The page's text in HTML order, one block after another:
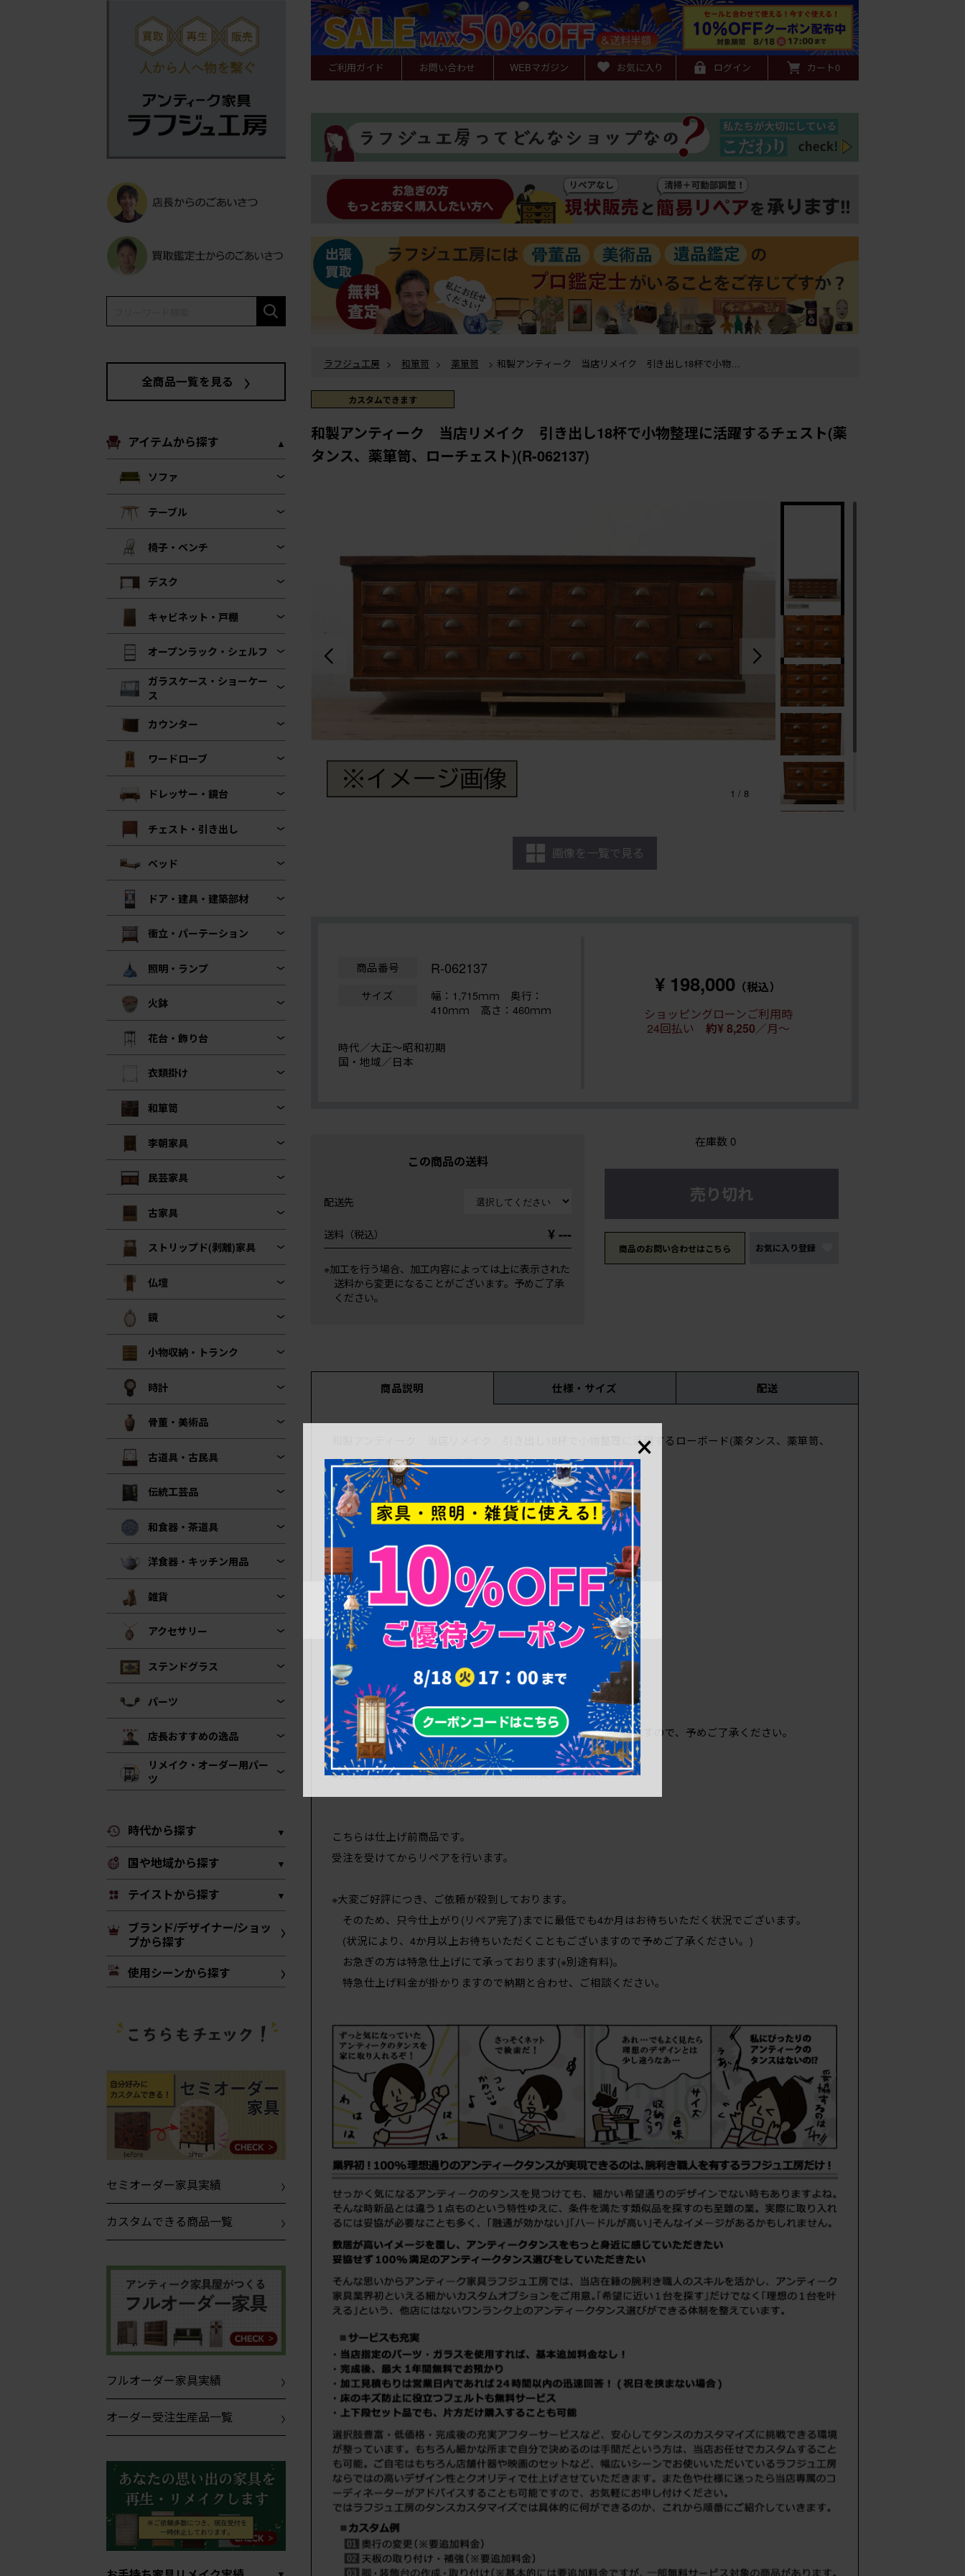
全商品一覧を見る
アイテムから探す
ソファ
テーブル
椅子・ベンチ
デスク
キャビネット・戸棚
オープンラック・シェルフ
ガラスケース・ショーケー
ス
カウンター
ワードローブ
ドレッサー・鏡台
チェスト・引き出し
ベッド
ドア・建具・建築部材
衝立・パーテーション
照明・ランプ
火鉢
花台・飾り台
衣類掛け
和箪笥
李朝家具
民芸家具
古家具
ストリップド(剥離)家具
仏壇
鏡
小物収納・トランク
時計
骨董・美術品
古道具・古民具
伝統工芸品
和食器・茶道具
洋食器・キッチン用品
雑貨
アクセサリー
ステンドグラス
パーツ
店長おすすめの逸品
リメイク・オーダー用パー
ツ
時代から探す
国や地域から探す
テイストから探す
ブランド/デザイナー/ショッ
プから探す
使用シーンから探す
セミオーダー家具実績
カスタムできる商品一覧
フルオーダー家具実績
オーダー受注生産品一覧
ご利用ガイド お問い合わせ WEBマガジン お気に入り ログイン カート0
ラフジュ工房 > 和箪笥 > 薬箪笥
き出し18杯で小物整理に活躍するチェスト(薬タンス、薬箪笥、ローチェスト)(R-062137)
カスタムできます
和製アンティーク 当店リメイク 引き出し18杯で小物整理に活躍するチェスト(薬
タンス、薬箪笥、ローチェスト)(R-062137)
1 / 8
画像を一覧で見る
商品番号 R-062137
サイズ 幅：1,715ｍｍ 奥行：
410ｍｍ 高さ：460ｍｍ
時代／大正〜昭和初期
国・地域／日本
¥ 198,000 （税込）
ショッピングローンご利用時
24回払い 約¥ 8,250／月～
この商品の送料
配送先
送料（税込） ¥ ---
※加工を行う場合、加工内容によっては上に表示された
送料から変更になることがございます。予めご了承
ください。
在庫数 0
売り切れ
商品のお問い合わせはこちら お気に入り登録
商品説明 仕様・サイズ 配送
和製アンティーク 当店リメイク 引き出し18杯で小物整理に活躍するローボード(薬タンス、薬箪笥、
ローチェスト)(R-062137)です。
大正から昭和初期頃に使われていたチェストを
当店にて上下分割してローボードに仕上げるお品です。
元は5段のチェストの下3段です。
新たに天板を取り付けますので、
使い勝手も良くなり、
取り入れやすいサイズに生まれ変わりますよ。
リビングでの雑多の収納や
店舗でのレトロな雰囲気を高めるインテリアとして
いかがでしょうか。
引き出しの仕切りは取り外して仕上げます。
商品サイズは概算になります。加工内容によりサイズが変わりますので、予めご了承ください。
■引き出しの内寸 各 深さ90mm/幅215mm/奥行290mm
こちらは仕上げ前商品です。
受注を受けてからリペアを行います。
※大変ご好評につき、ご依頼が殺到しております。
そのため、只今仕上がり(リペア完了)までに最低でも4か月はお待ちいただく状況でございます。
(状況により、4か月以上お待ちいただくこともございますので予めご了承ください。)
お急ぎの方は特急仕上げにて承っております(※別途有料)。
特急仕上げ料金が掛かりますので納期と合わせ、ご相談ください。
×